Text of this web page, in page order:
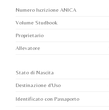
Numero Iscrizione ANICA
Volume Studbook
Proprietario
Allevatore
Stato di Nascita
Destinazione d'Uso
Identificato con Passaporto